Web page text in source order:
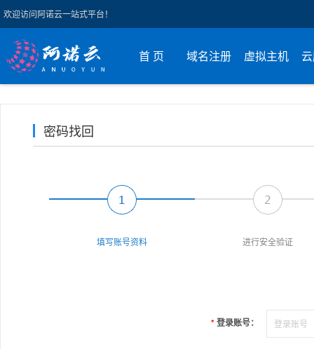
欢迎访问阿诺云一站式平台！
首 页 域名注册 虚拟主机
密码找回
填写账号资料 进行安全验证
*登录账号：